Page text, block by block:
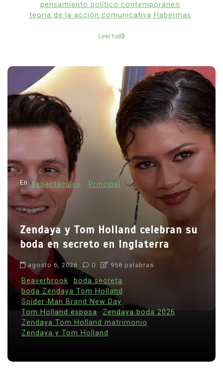
pensamiento político contemporáneo
teoría de la acción comunicativa Habermas
Leer todo
En Espectaculos Principal
Zendaya y Tom Holland celebran su
boda en secreto en Inglaterra
agosto 6, 2026 0 958 palabras
Beaverbrook
boda secreta
boda Zendaya Tom Holland
Spider-Man Brand New Day
Tom Holland esposa
Zendaya boda 2026
Zendaya Tom Holland matrimonio
Zendaya y Tom Holland